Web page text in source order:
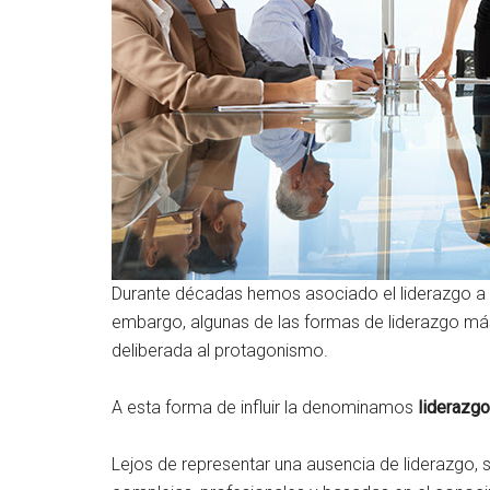
Durante décadas hemos asociado el liderazgo
embargo, algunas de las formas de liderazgo
deliberada al protagonismo.
A esta forma de influir la denominamos
Lejos de representar una ausencia de